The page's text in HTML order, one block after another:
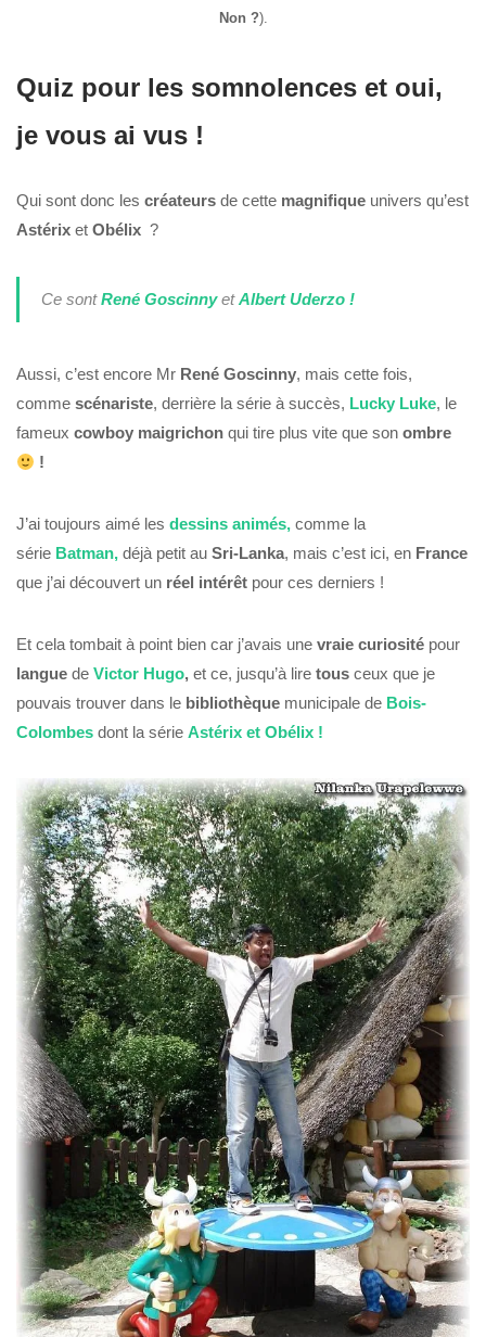
Non ?).
Quiz pour les somnolences et oui,
je vous ai vus !
Qui sont donc les créateurs de cette magnifique univers qu’est
Astérix et Obélix ?
Ce sontRené Goscinny et Albert Uderzo !
Aussi, c’est encore Mr René Goscinny, mais cette fois,
comme scénariste, derrière la série à succès, Lucky Luke, le
fameux cowboy maigrichon qui tire plus vite que son ombre
!
J’ai toujours aimé les dessins animés, comme la
série Batman, déjà petit au Sri-Lanka, mais c’est ici, en France
que j’ai découvert un réel intérêt pour ces derniers !
Et cela tombait à point bien car j’avais une vraie curiosité pour
langue de Victor Hugo, et ce, jusqu’à lire tous ceux que je
pouvais trouver dans le bibliothèque municipale de Bois-
Colombes dont la série Astérix et Obélix !